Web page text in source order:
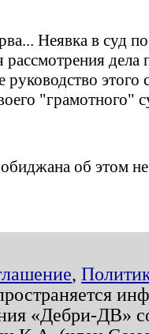
Неявка в суд
рассмотрения
этого
"грамотного"
об этом не
,
«Дебри-ДВ»